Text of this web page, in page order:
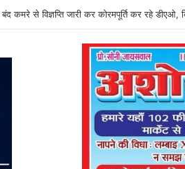
बंद कमरे से विज्ञप्ति जारी कर कोरमपूर्ति कर रहे डीएओ,